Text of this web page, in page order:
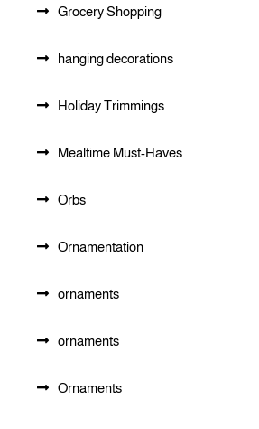
Grocery Shopping
hanging decorations
Holiday Trimmings
Mealtime Must-Haves
Orbs
Ornamentation
ornaments
ornaments
Ornaments